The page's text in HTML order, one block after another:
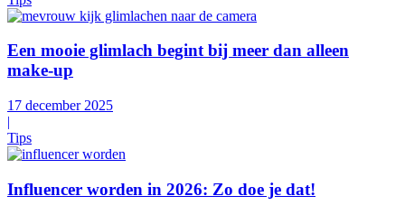
Een mooie glimlach begint bij meer dan alleen
make-up
17 december 2025
|
Tips
Influencer worden in 2026: Zo doe je dat!